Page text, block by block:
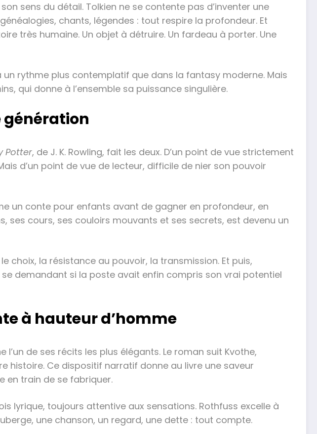
sens du détail. Tolkien ne se contente pas d’inventer une
chants, légendes : tout respire la profondeur. Et
très humaine. Un objet à détruire. Un fardeau à porter. Une
rythme plus contemplatif que dans la fantasy moderne. Mais
qui donne à l’ensemble sa puissance singulière.
génération
Potter, de J. K. Rowling, fait les deux. D’un point de vue strictement
d’un point de vue de lecteur, difficile de nier son pouvoir
un conte pour enfants avant de gagner en profondeur, en
ses cours, ses couloirs mouvants et ses secrets, est devenu un
choix, la résistance au pouvoir, la transmission. Et puis,
demandant si la poste avait enfin compris son vrai potentiel
à hauteur d’homme
de ses récits les plus élégants. Le roman suit Kvothe,
histoire. Ce dispositif narratif donne au livre une saveur
en train de se fabriquer.
lyrique, toujours attentive aux sensations. Rothfuss excelle à
une chanson, un regard, une dette : tout compte.